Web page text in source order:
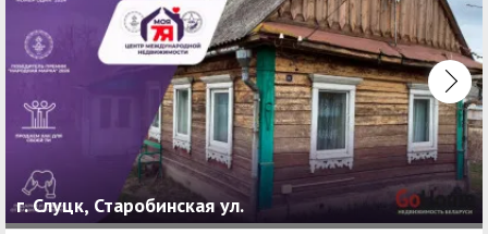
г. Слуцк, Старобинская ул.